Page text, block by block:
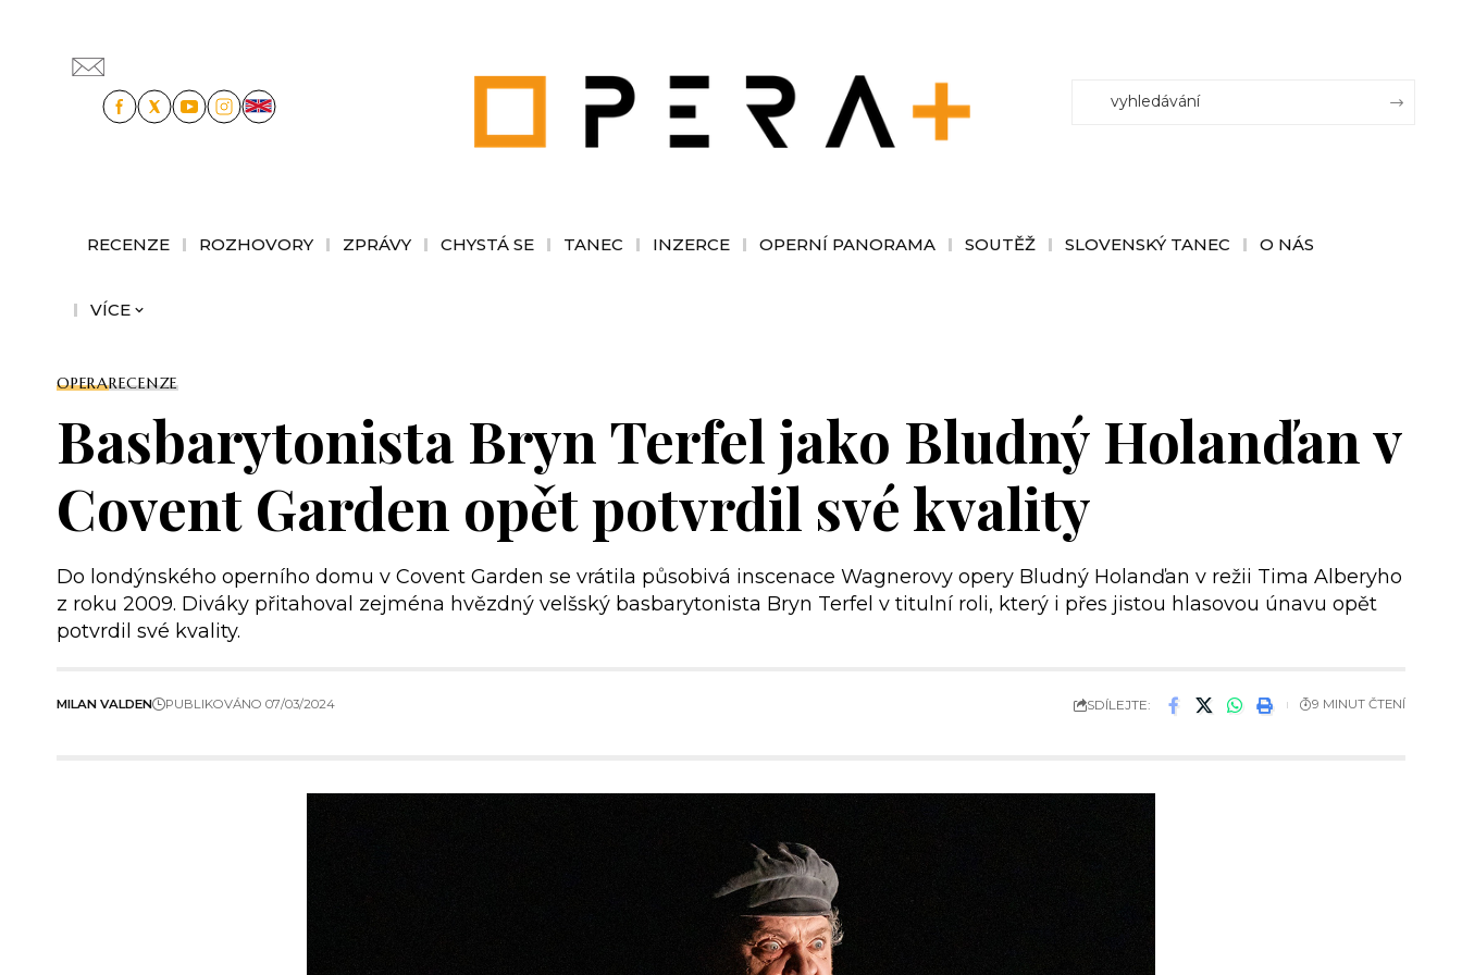
RECENZE ROZHOVORY ZPRÁVY CHYSTÁ SE TANEC INZERCE OPERNÍ PANORAMA SOUTĚŽ SLOVENSKÝ TANEC O NÁS
VÍCE
OPERARECENZE
Basbarytonista Bryn Terfel jako Bludný Holanďan v
Covent Garden opět potvrdil své kvality
Do londýnského operního domu v Covent Garden se vrátila působivá inscenace Wagnerovy opery Bludný Holanďan v režii Tima Alberyho
z roku 2009. Diváky přitahoval zejména hvězdný velšský basbarytonista Bryn Terfel v titulní roli, který i přes jistou hlasovou únavu opět
potvrdil své kvality.
MILAN VALDEN PUBLIKOVÁNO 07/03/2024 SDÍLEJTE: 9 MINUT ČTENÍ